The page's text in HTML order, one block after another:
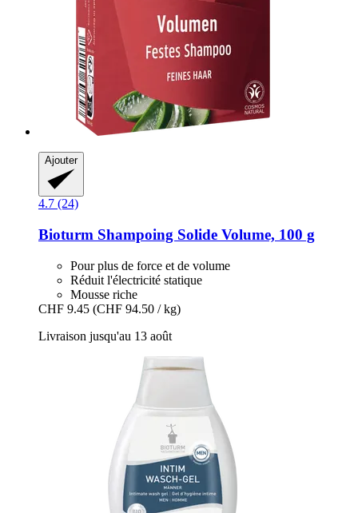
Ajouter
4.7 (24)
Bioturm Shampoing Solide Volume, 100 g
Pour plus de force et de volume
Réduit l'électricité statique
Mousse riche
CHF 9.45 (CHF 94.50 / kg)
Livraison jusqu'au 13 août